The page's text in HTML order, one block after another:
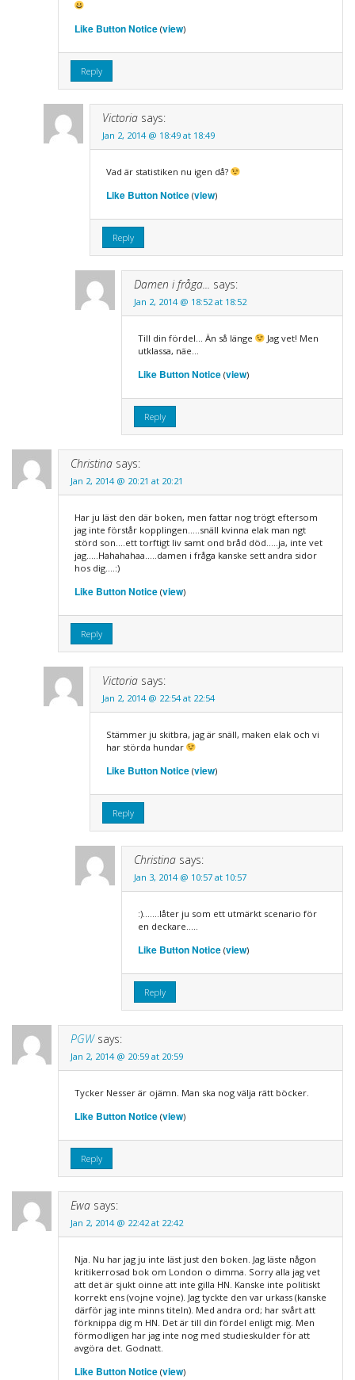
Like Button Notice(view)
Reply
Victoria says:
Jan 2, 2014 @ 18:49 at 18:49
Vad är statistiken nu igen då?
Like Button Notice(view)
Reply
Damen i fråga... says:
Jan 2, 2014 @ 18:52 at 18:52
Till din fördel… Än så länge
Jag vet! Men
utklassa, näe…
Like Button Notice(view)
Reply
Christina says:
Jan 2, 2014 @ 20:21 at 20:21
Har ju läst den där boken, men fattar nog trögt eftersom
jag inte förstår kopplingen…..snäll kvinna elak man ngt
störd son….ett torftigt liv samt ond bråd död…..ja, inte vet
jag…..Hahahahaa…..damen i fråga kanske sett andra sidor
hos dig….:)
Like Button Notice(view)
Reply
Victoria says:
Jan 2, 2014 @ 22:54 at 22:54
Stämmer ju skitbra, jag är snäll, maken elak och vi
har störda hundar
Like Button Notice(view)
Reply
Christina says:
Jan 3, 2014 @ 10:57 at 10:57
:)…….låter ju som ett utmärkt scenario för
en deckare…..
Like Button Notice(view)
Reply
PGW says:
Jan 2, 2014 @ 20:59 at 20:59
Tycker Nesser är ojämn. Man ska nog välja rätt böcker.
Like Button Notice(view)
Reply
Ewa says:
Jan 2, 2014 @ 22:42 at 22:42
Nja. Nu har jag ju inte läst just den boken. Jag läste någon
kritikerrosad bok om London o dimma. Sorry alla jag vet
att det är sjukt oinne att inte gilla HN. Kanske inte politiskt
korrekt ens (vojne vojne). Jag tyckte den var urkass (kanske
därför jag inte minns titeln). Med andra ord; har svårt att
förknippa dig m HN. Det är till din fördel enligt mig. Men
förmodligen har jag inte nog med studieskulder för att
avgöra det. Godnatt.
Like Button Notice(view)